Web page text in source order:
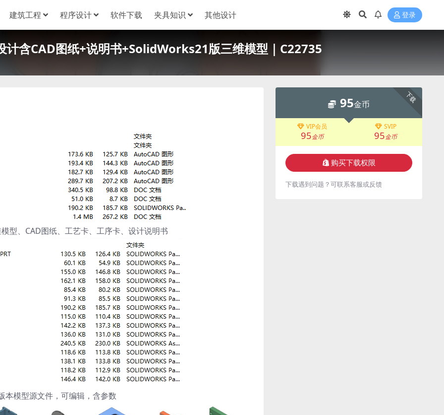
建筑工程 程序设计 软件下载 夹具知识 其他设计 登录
计含CAD图纸+说明书+SolidWorks21版三维模型｜C22735
型、CAD图纸、工艺卡、工序卡、设计说明书
模型源文件，可编辑，含参数
下载
95金币
VIP会员
95金币
SVIP
95金币
购买下载权限
下载遇到问题？可联系客服或反馈